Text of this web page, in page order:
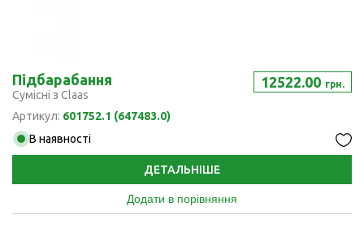
Підбарабання
Сумісні з Claas
Артикул: 601752.1 (647483.0)
12522.00 грн.
В наявності
ДЕТАЛЬНІШЕ
Додати в порівняння